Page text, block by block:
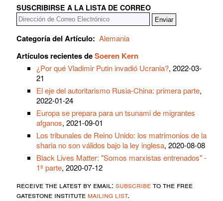
SUSCRIBIRSE A LA LISTA DE CORREO
Categoría del Artículo: Alemania
Artículos recientes deSoeren Kern
¿Por qué Vladimir Putin invadió Ucrania?, 2022-03-
21
El eje del autoritarismo Rusia-China: primera parte,
2022-01-24
Europa se prepara para un tsunami de migrantes
afganos, 2021-09-01
Los tribunales de Reino Unido: los matrimonios de la
sharia no son válidos bajo la ley inglesa, 2020-08-08
Black Lives Matter: "Somos marxistas entrenados" -
1ª parte, 2020-07-12
receive the latest by email: subscribeto the free
gatestone institute mailing list.